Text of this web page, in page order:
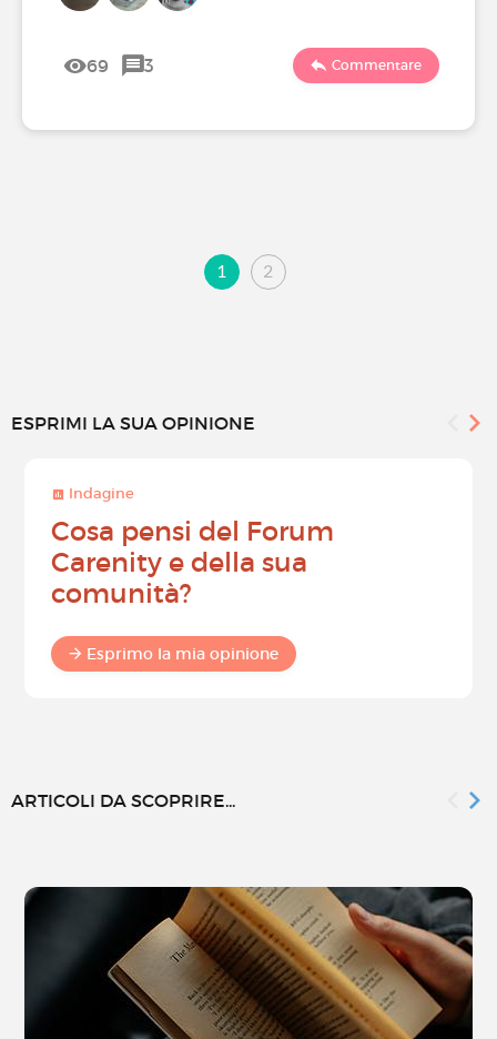
69 3 Commentare
1 2
ESPRIMI LA SUA OPINIONE
Indagine
Cosa pensi del Forum
Carenity e della sua
comunità?
Esprimo la mia opinione
ARTICOLI DA SCOPRIRE...